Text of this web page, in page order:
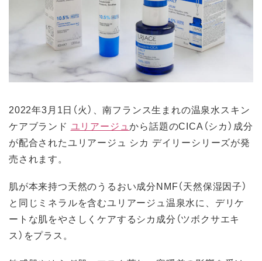
2022年3月1日（火）、南フランス生まれの温泉水スキン
ケアブランド ユリアージュから話題のCICA（シカ）成分
が配合されたユリアージュ シカ デイリーシリーズが発
売されます。
肌が本来持つ天然のうるおい成分NMF（天然保湿因子）
と同じミネラルを含むユリアージュ温泉水に、デリケ
ートな肌をやさしくケアするシカ成分（ツボクサエキ
ス）をプラス。